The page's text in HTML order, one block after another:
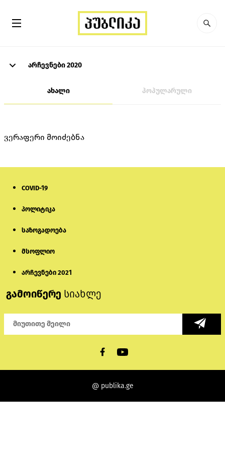
არჩევნები 2020
ახალი პოპულარული
ვერაფერი მოიძებნა
COVID-19
პოლიტიკა
საზოგადოება
მსოფლიო
არჩევნები 2021
გამოიწერე სიახლე
@ publika.ge